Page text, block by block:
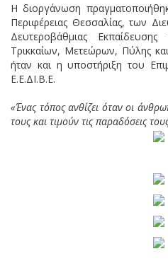
Η διοργάνωση
Περιφέρειας Θεσσαλίας, των
Δευτεροβάθμιας
Τρικκαίων, Μετεώρων, Πύλης
ήταν και η υποστήριξη του
Ε.Ε.ΔΙ.Β.Ε.
«Ένας τόπος ανθίζει όταν οι
τους και τιμούν τις παραδόσεις